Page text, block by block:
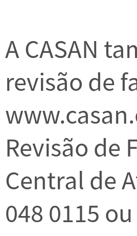
A CASAN
revisão de
Revisão de
Central de
048 0115